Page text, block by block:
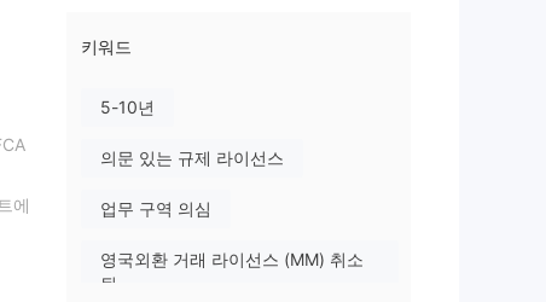
에
키워드
5-10년
의문 있는 규제 라이선스
업무 구역 의심
영국외환 거래 라이선스 (MM) 취소
됨